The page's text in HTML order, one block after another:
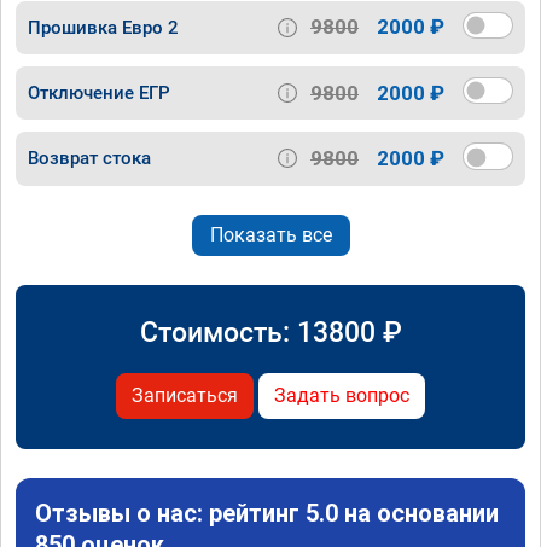
Прошивка Евро 2 9800 2000 ₽
Отключение ЕГР 9800 2000 ₽
Возврат стока 9800 2000 ₽
Показать все
Стоимость: 13800 ₽
Записаться Задать вопрос
Отзывы о нас: рейтинг 5.0 на основании